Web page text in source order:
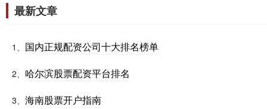
最新文章
1、 国内正规配资公司十大排名榜单
2、 哈尔滨股票配资平台排名
3、 海南股票开户指南